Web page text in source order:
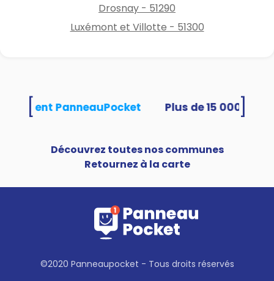
Drosnay - 51290
Luxémont et Villotte - 51300
PanneauPocket
Découvrez toutes nos communes
Retournez à la carte
©2020 Panneaupocket - Tous droits réservés